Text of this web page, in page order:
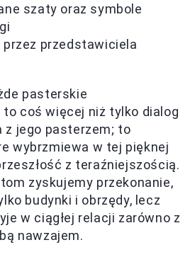
szaty oraz symbole
przedstawiciela
pasterskie
to coś więcej niż tylko dialog
z jego pasterzem; to
wybrzmiewa w tej pięknej
z teraźniejszością.
zyskujemy przekonanie,
budynki i obrzędy, lecz
w ciągłej relacji zarówno z
nawzajem.